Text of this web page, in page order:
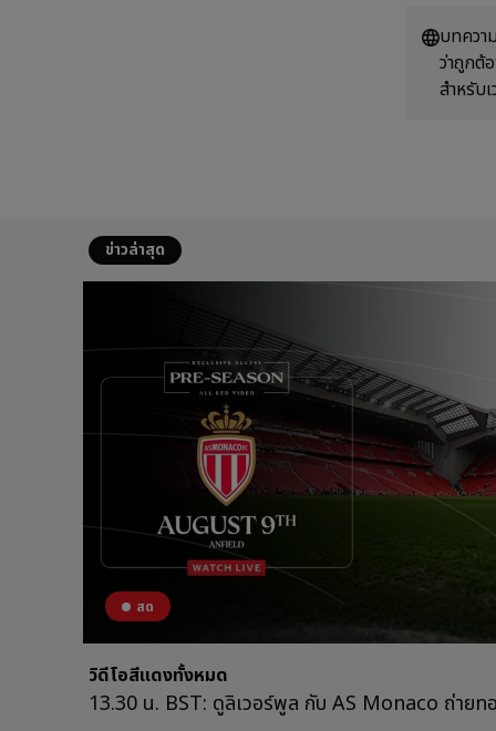
บทควา
ว่าถูกต้
สำหรับ
ข่าวล่าสุด
สด
วิดีโอสีแดงทั้งหมด
13.30 น. BST: ดูลิเวอร์พูล กับ AS Monaco ถ่าย